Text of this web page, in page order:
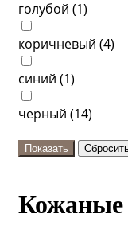
голубой (1)
коричневый (4)
синий (1)
черный (14)
Кожаные